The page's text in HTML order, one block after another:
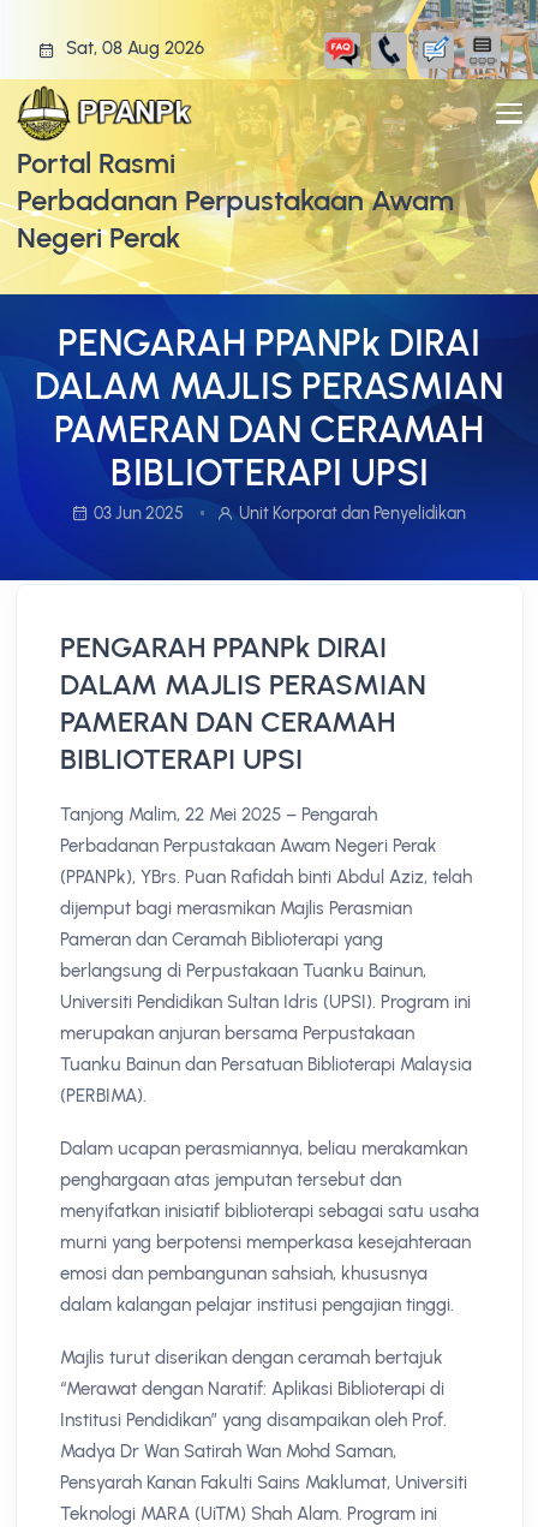
Sat, 08 Aug 2026
Portal Rasmi
Perbadanan Perpustakaan Awam
Negeri Perak
PENGARAH PPANPk DIRAI
DALAM MAJLIS PERASMIAN
PAMERAN DAN CERAMAH
BIBLIOTERAPI UPSI
03 Jun 2025 Unit Korporat dan Penyelidikan
PENGARAH PPANPk DIRAI
DALAM MAJLIS PERASMIAN
PAMERAN DAN CERAMAH
BIBLIOTERAPI UPSI
Tanjong Malim, 22 Mei 2025 – Pengarah
Perbadanan Perpustakaan Awam Negeri Perak
(PPANPk), YBrs. Puan Rafidah binti Abdul Aziz, telah
dijemput bagi merasmikan Majlis Perasmian
Pameran dan Ceramah Biblioterapi yang
berlangsung di Perpustakaan Tuanku Bainun,
Universiti Pendidikan Sultan Idris (UPSI). Program ini
merupakan anjuran bersama Perpustakaan
Tuanku Bainun dan Persatuan Biblioterapi Malaysia
(PERBIMA).
Dalam ucapan perasmiannya, beliau merakamkan
penghargaan atas jemputan tersebut dan
menyifatkan inisiatif biblioterapi sebagai satu usaha
murni yang berpotensi memperkasa kesejahteraan
emosi dan pembangunan sahsiah, khususnya
dalam kalangan pelajar institusi pengajian tinggi.
Majlis turut diserikan dengan ceramah bertajuk
“Merawat dengan Naratif: Aplikasi Biblioterapi di
Institusi Pendidikan” yang disampaikan oleh Prof.
Madya Dr Wan Satirah Wan Mohd Saman,
Pensyarah Kanan Fakulti Sains Maklumat, Universiti
Teknologi MARA (UiTM) Shah Alam. Program ini